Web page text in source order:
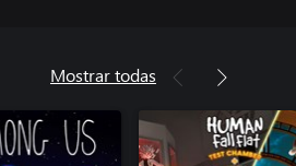
Mostrar todas